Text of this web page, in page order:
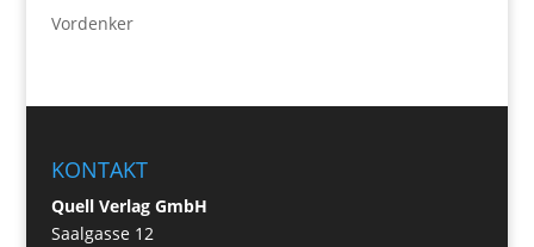
Vordenker
KONTAKT
Quell Verlag GmbH
Saalgasse 12